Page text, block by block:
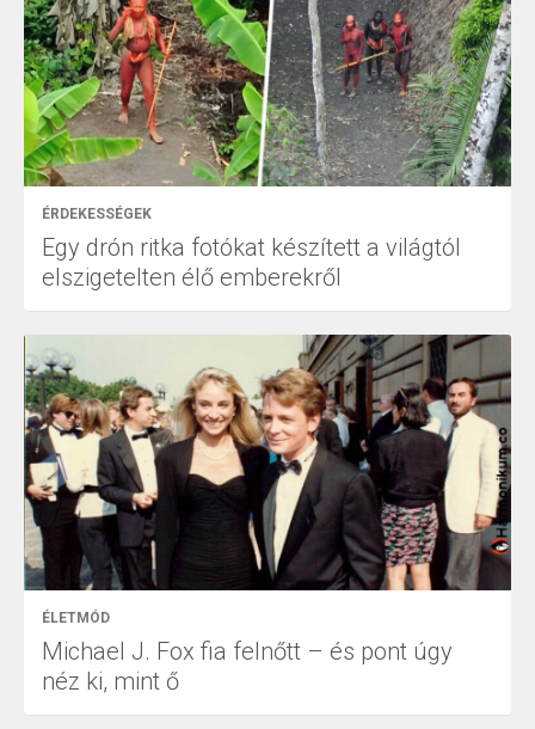
ÉRDEKESSÉGEK
Egy drón ritka fotókat készített a világtól
elszigetelten élő emberekről
ÉLETMÓD
Michael J. Fox fia felnőtt – és pont úgy
néz ki, mint ő